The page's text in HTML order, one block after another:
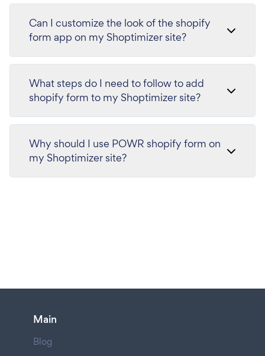
Can I customize the look of the shopify
form app on my Shoptimizer site?
What steps do I need to follow to add
shopify form to my Shoptimizer site?
Why should I use POWR shopify form on
my Shoptimizer site?
Main
Blog